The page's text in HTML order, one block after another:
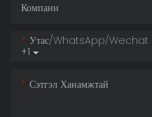
Компани
+1
Утас/whatsApp/wechat
Сэтгэл Ханамжтай